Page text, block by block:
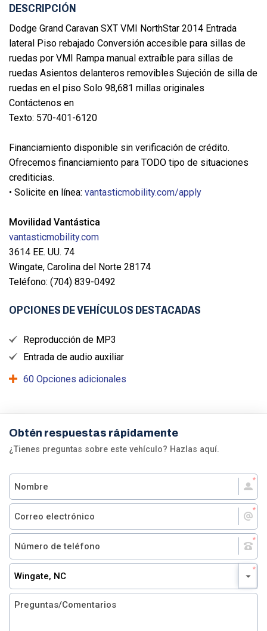
DESCRIPCIÓN
Dodge Grand Caravan SXT VMI NorthStar 2014 Entrada
lateral Piso rebajado Conversión accesible para sillas de
ruedas por VMI Rampa manual extraíble para sillas de
ruedas Asientos delanteros removibles Sujeción de silla de
ruedas en el piso Solo 98,681 millas originales
Contáctenos en
Texto: 570-401-6120
Financiamiento disponible sin verificación de crédito.
Ofrecemos financiamiento para TODO tipo de situaciones
crediticias.
• Solicite en línea: vantasticmobility.com/apply
Movilidad Vantástica
vantasticmobility.com
3614 EE. UU. 74
Wingate, Carolina del Norte 28174
Teléfono: (704) 839-0492
OPCIONES DE VEHÍCULOS DESTACADAS
Reproducción de MP3
Entrada de audio auxiliar
60 Opciones adicionales
Obtén respuestas rápidamente
¿Tienes preguntas sobre este vehículo? Hazlas aquí.
Wingate, NC